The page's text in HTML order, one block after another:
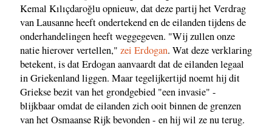
Kemal Kılıçdaroğlu opnieuw, dat deze partij het Verdrag
van Lausanne heeft ondertekend en de eilanden tijdens de
onderhandelingen heeft weggegeven. "Wij zullen onze
natie hierover vertellen," zei Erdogan. Wat deze verklaring
betekent, is dat Erdogan aanvaardt dat de eilanden legaal
in Griekenland liggen. Maar tegelijkertijd noemt hij dit
Griekse bezit van het grondgebied "een invasie" -
blijkbaar omdat de eilanden zich ooit binnen de grenzen
van het Osmaanse Rijk bevonden - en hij wil ze nu terug.